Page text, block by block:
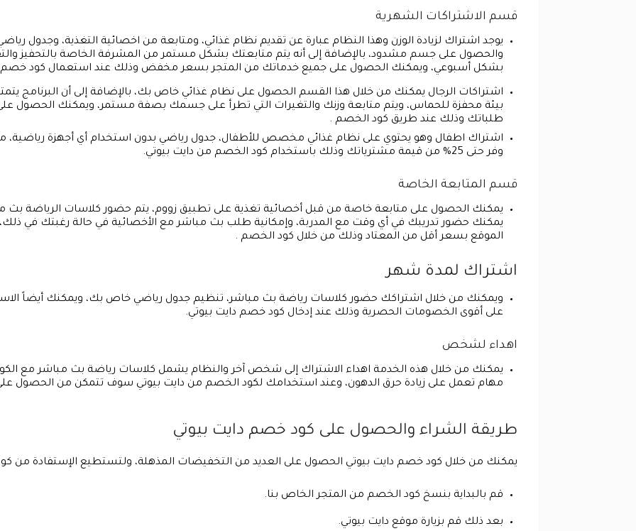
قسم الاشتراكات الشهرية
يوجد اشتراك لزيادة الوزن وهذا النظام عبارة عن تقديم نظام غذائي، ومتابعة من اخصائية التغذية، وجدول
والحصول على جسم مشدود، بالإضافة إلى أنه يتم متابعتك بشكل مستمر من المشرفة الخاصة بالتحفيز
بشكل أسبوعي، ويمكنك الحصول على جميع خدماتك من المتجر بسعر مخفض وذلك عند استعمال كود خصم دايت
اشتراكات الرجال يمكنك من خلال هذا القسم الحصول على نظام غذائي خاص بك، بالإضافة إلى أن البرنامج
طلباتك وذلك عند طريق كود الخصم .
اشتراك اطفال وهو يحتوي على نظام غذائي مخصص للأطفال، جدول رياضي بدون استخدام أي أجهزة
وفر حتى 25% من قيمة مشترياتك وذلك باستخدام كود الخصم من دايت بيوتي.
قسم المتابعة الخاصة
يمكنك الحصول على متابعة خاصة من قبل أخصائية تغذية على تطبيق زووم، يتم حضور كلاسات الرياضة بث
يمكنك حضور تدريبك في أي وقت مع المدربة، وإمكانية طلب بث مباشر مع الأخصائية في حالة رغبتك في
الموقع بسعر أقل من المعتاد وذلك من خلال كود الخصم .
اشتراك لمدة شهر
ويمكنك من خلال اشتراكك حضور كلاسات رياضة بث مباشر، تنظيم جدول رياضي خاص بك، ويمكنك أيضاً
على أقوى الخصومات الحصرية وذلك عند إدخال كود خصم دايت بيوتي.
اهداء لشخص
يمكنك من خلال هذه الخدمة اهداء الاشتراك إلى شخص آخر والنظام يشمل كلاسات رياضة بث مباشر مع
مهام تعمل على زيادة حرق الدهون، وعند استخدامك لكود الخصم من دايت بيوتي سوف تتمكن من الحصول
طريقة الشراء والحصول على كود خصم دايت بيوتي
يمكنك من خلال كود خصم دايت بيوتي الحصول على العديد من التخفيضات المذهلة، ولتستطيع الإستفادة من
قم بالبداية بنسخ كود الخصم من المتجر الخاص بنا.
بعد ذلك قم بزيارة موقع دايت بيوتي.